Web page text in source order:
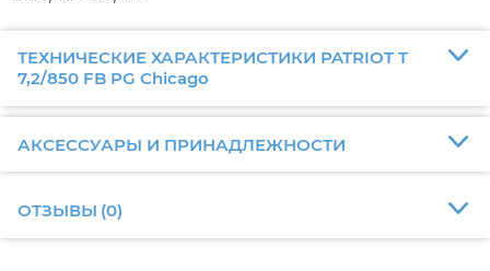
ТЕХНИЧЕСКИЕ ХАРАКТЕРИСТИКИ PATRIOT T
7,2/850 FB PG Chicago
АКСЕССУАРЫ И ПРИНАДЛЕЖНОСТИ
ОТЗЫВЫ (0)